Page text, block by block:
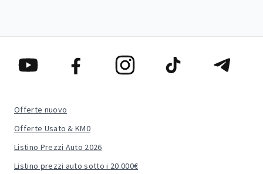
Offerte nuovo
Offerte Usato & KM0
Listino Prezzi Auto 2026
Listino prezzi auto sotto i 20.000€